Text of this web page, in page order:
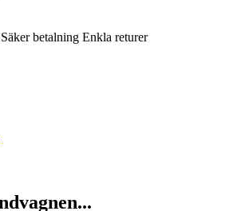
Säker betalning Enkla returer